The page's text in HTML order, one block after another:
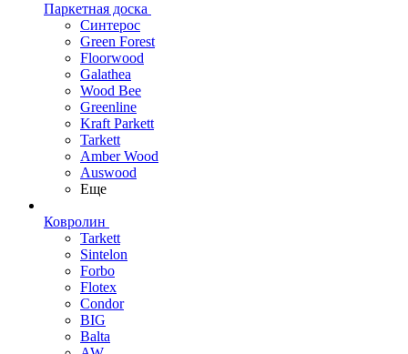
Паркетная доска
Синтерос
Green Forest
Floorwood
Galathea
Wood Bee
Greenline
Kraft Parkett
Tarkett
Amber Wood
Auswood
Еще
Ковролин
Tarkett
Sintelon
Forbo
Flotex
Condor
BIG
Balta